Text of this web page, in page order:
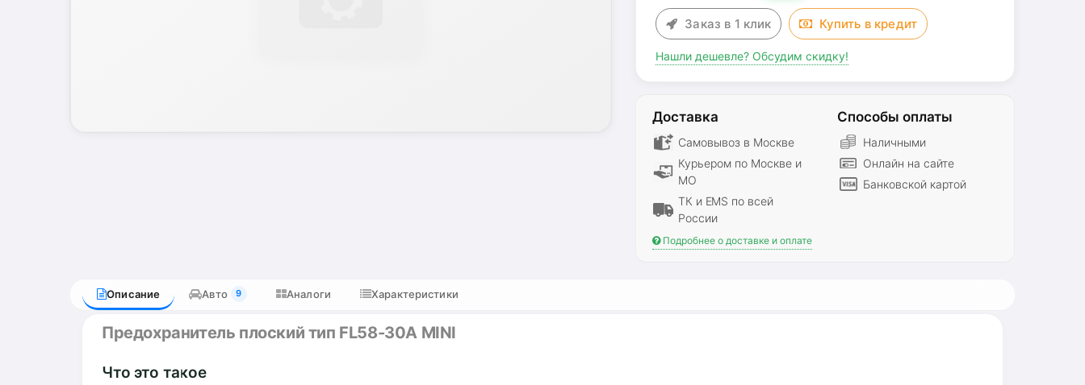
Заказ в 1 клик Купить вкредит
Нашли дешевле? Обсудим скидку!
Доставка
Самовывоз в Москве
Курьером по Москве и
МО
ТК и EMS по всей
России
Способы оплаты
Наличными
Онлайн на сайте
Банковской картой
Подробнее о доставке и оплате
Описание Авто 9 Аналоги Характеристики
Предохранитель плоский тип FL58-30A MINI
Что это такое